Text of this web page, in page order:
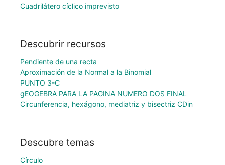
Cuadrilátero cíclico imprevisto
Descubrir recursos
Pendiente de una recta
Aproximación de la Normal a la Binomial
PUNTO 3-C
gEOGEBRA PARA LA PAGINA NUMERO DOS FINAL
Circunferencia, hexágono, mediatriz y bisectriz CDin
Descubre temas
Círculo